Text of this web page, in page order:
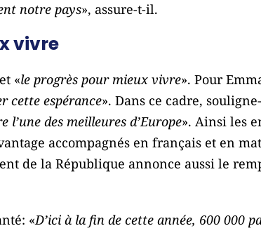
notre pays», assure-t-il.
vivre
«le progrès pour mieux vivre». Pour
cette espérance». Dans ce cadre,
l’une des meilleures d’Europe». Ainsi les
accompagnés en français et en
de la République annonce aussi le
«D’ici à la fin de cette année, 600 000